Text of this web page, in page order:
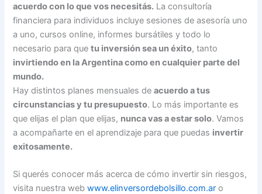
acuerdo con lo que vos necesitás. La consultoría
financiera para individuos incluye sesiones de asesoría uno
a uno, cursos online, informes bursátiles y todo lo
necesario para quetu inversión sea un éxito, tanto
invirtiendo en la Argentina como en cualquier parte del
mundo.
Hay distintos planes mensuales deacuerdo a tus
circunstancias y tu presupuesto. Lo más importante es
que elijas el plan que elijas, nunca vas a estar solo. Vamos
a acompañarte en el aprendizaje para que puedas invertir
exitosamente.
Si querés conocer más acerca de cómo invertir sin riesgos,
visita nuestra webwww.elinversordebolsillo.com.ar o